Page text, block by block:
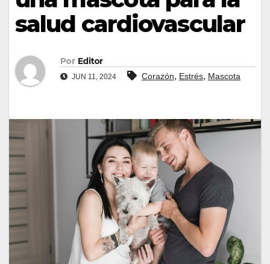
salud cardiovascular
Por Editor
JUN 11, 2024 Corazón, Estrés, Mascota